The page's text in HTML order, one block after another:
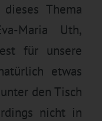
Thema
Maria Uth,
für unsere
etwas
den Tisch
nicht in